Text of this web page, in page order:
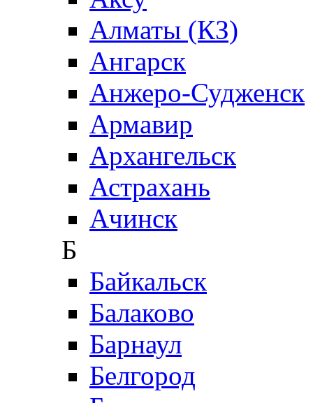
Алматы (КЗ)
Ангарск
Анжеро-Судженск
Армавир
Архангельск
Астрахань
Ачинск
Б
Байкальск
Балаково
Барнаул
Белгород